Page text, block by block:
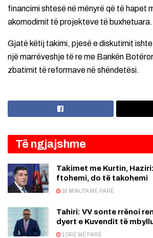
financimi shtesë në mënyrë që të hapet
akomodimit të projekteve të buxhetuara.
Gjatë këtij takimi, pjesë e diskutimit
një marrëveshje të re me Bankën
zbatimit të reformave në shëndetësi.
Të ngjajshme
Takimet me Kurtin,
ftohemi, do të takohemi
18 MINUTA MË PARË
Tahiri: VV sonte rrënoi
dyert e Kuvendit të
1 ORË MË PARË